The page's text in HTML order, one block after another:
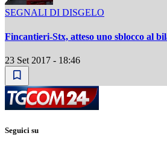
SEGNALI DI DISGELO
Fincantieri-Stx, atteso uno sblocco al
23 Set 2017 - 18:46
Seguici su